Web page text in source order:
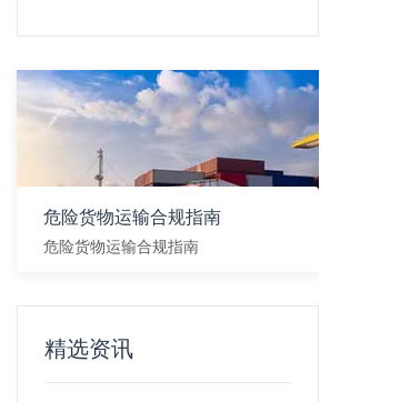
危险货物运输合规指南
危险货物运输合规指南
精选资讯